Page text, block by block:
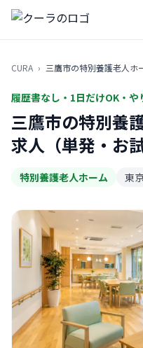
CURA › 三鷹市の特別養護老人ホ
履歴書なし・1日だけOK・
三鷹市の特別養
求人（単発・お
特別養護老人ホーム 東